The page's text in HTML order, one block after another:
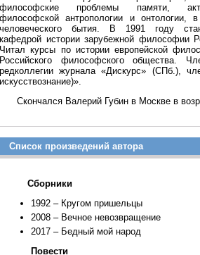
философские проблемы памяти,
философской антропологии и онтологии, в
человеческого бытия. В 1991 году
кафедрой истории зарубежной философии
Читал курсы по истории европейской
Российского философского общества.
редколлегии журнала «Дискурс» (СПб.),
искусствознание)».
Скончался Валерий Губин в Москве в
Список произведений автора
Сборники
1992 – Кругом пришельцы
2008 – Вечное невозвращение
2017 – Бедный мой народ
Повести